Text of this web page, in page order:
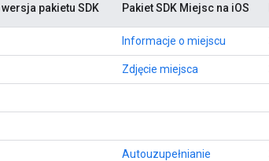
pakietu SDK Pakiet SDK Miejsc na iOS
Informacje o miejscu
Zdjęcie miejsca
Autouzupełnianie